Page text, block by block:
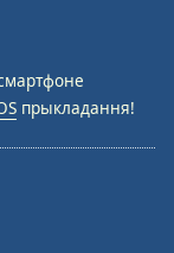
прыкладання!